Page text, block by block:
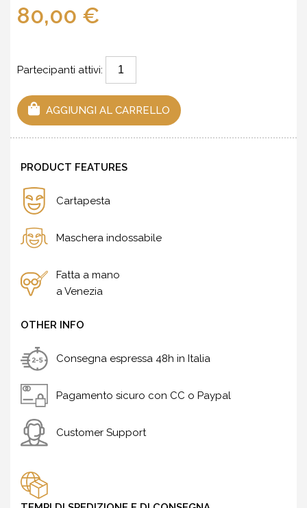
80,00 €
Partecipanti attivi:
AGGIUNGI AL CARRELLO
PRODUCT FEATURES
Cartapesta
Maschera indossabile
Fatta a mano
a Venezia
OTHER INFO
Consegna espressa 48h in Italia
Pagamento sicuro con CC o Paypal
Customer Support